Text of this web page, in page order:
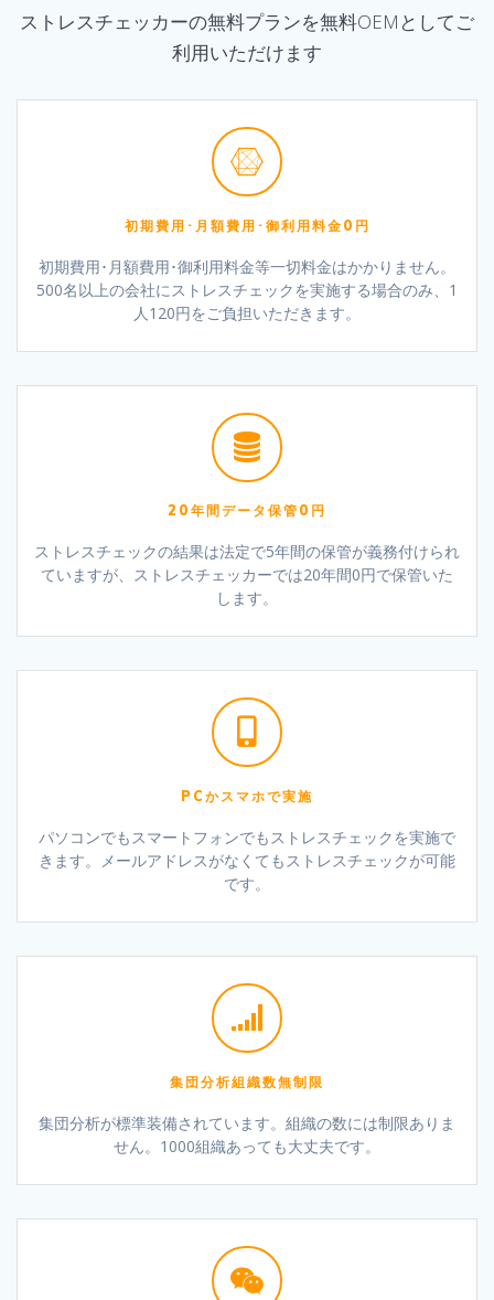
ストレスチェッカーの無料プランを無料OEMとしてご
利用いただけます
初期費用･月額費用･御利用料金0円
初期費用･月額費用･御利用料金等一切料金はかかりません。
500名以上の会社にストレスチェックを実施する場合のみ、1
人120円をご負担いただきます。
20年間データ保管0円
ストレスチェックの結果は法定で5年間の保管が義務付けられ
ていますが、ストレスチェッカーでは20年間0円で保管いた
します。
PCかスマホで実施
パソコンでもスマートフォンでもストレスチェックを実施で
きます。メールアドレスがなくてもストレスチェックが可能
です。
集団分析組織数無制限
集団分析が標準装備されています。組織の数には制限ありま
せん。1000組織あっても大丈夫です。